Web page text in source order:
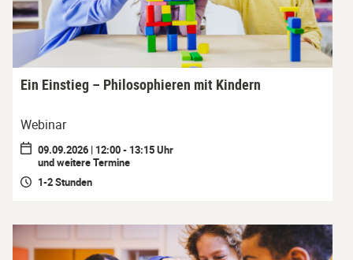
Ein Einstieg – Philosophieren mit Kindern
Webinar
09.09.2026 | 12:00 - 13:15 Uhr
und weitere Termine
1-2 Stunden